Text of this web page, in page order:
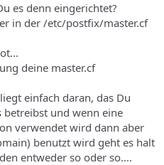
es denn eingerichtet?
in der /etc/postfix/master.cf
deine master.cf
einfach daran, das Du
und wenn eine
verwendet wird dann aber
benutzt wird geht es halt
entweder so oder so....